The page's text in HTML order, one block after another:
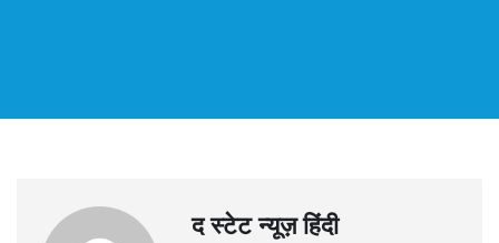
द स्टेट न्यूज़ हिंदी